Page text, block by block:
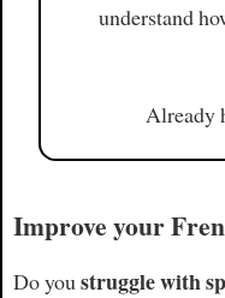
understand
Already
Improve your
Do you struggle with